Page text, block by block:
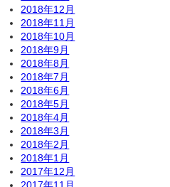
2018年12月
2018年11月
2018年10月
2018年9月
2018年8月
2018年7月
2018年6月
2018年5月
2018年4月
2018年3月
2018年2月
2018年1月
2017年12月